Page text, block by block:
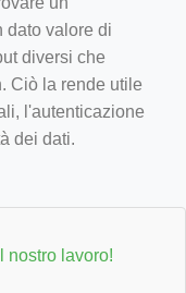
dato valore di
diversi che
Ciò la rende utile
l'autenticazione
dei dati.
nostro lavoro!